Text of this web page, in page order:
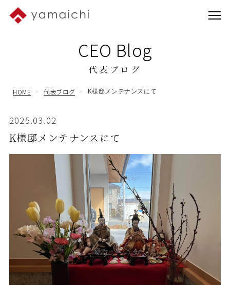
CEO Blog
代表ブログ
HOME 代表ブログ K様邸メンテナンスにて
2025.03.02
K様邸メンテナンスにて